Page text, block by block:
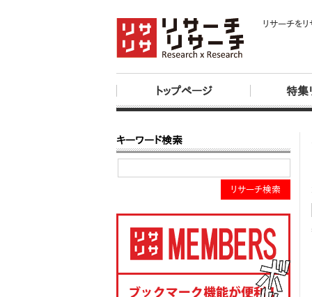
リサーチを
トップページ 特集
キーワード検索
リサーチ検索